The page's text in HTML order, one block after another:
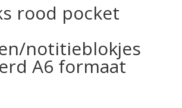
rood pocket
notitieblokjes
A6 formaat